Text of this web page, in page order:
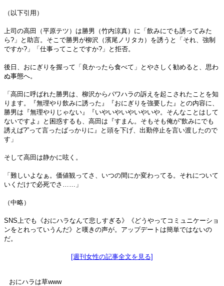
（以下引用）
上司の高田（平原テツ）は勝男（竹内涼真）に「飲みにでも誘ってみた
ら?」と助言。そこで勝男が柳沢（濱尾ノリタカ）を誘うと「それ、強制
ですか?」「仕事ってことですか?」と拒否。
後日、おにぎりを握って「良かったら食べて」とやさしく勧めると、思わ
ぬ事態へ。
「高田に呼ばれた勝男は、柳沢からパワハラの訴えを起こされたことを知
ります。『無理やり飲みに誘った』『おにぎりを強要した』との内容に、
勝男は『無理やりじゃない』『いやいやいやいやいや。そんなことはして
ないですよ』と困惑するも、高田は『すまん。そもそも俺が“飲みにでも
誘えば?”って言ったばっかりに』と頭を下げ、出勤停止を言い渡したので
す」
そして高田は静かに呟く。
「難しいよなぁ。価値観ってさ、いつの間にか変わってる。それについて
いくだけで必死でさ……」
（中略）
SNS上でも《おにハラなんて悲しすぎる》《どうやってコミュニケーショ
ンをとれっていうんだ》と嘆きの声が。アップデートは簡単ではないの
だ。
[週刊女性の記事全文を見る]
おにハラは草www